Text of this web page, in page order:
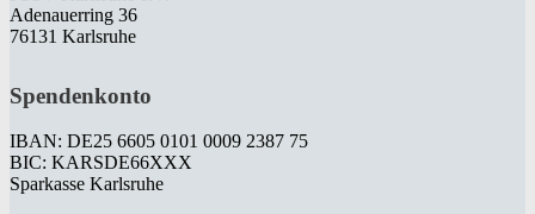
Adenauerring 36
76131 Karlsruhe
Spendenkonto
IBAN: DE25 6605 0101 0009 2387 75
BIC: KARSDE66XXX
Sparkasse Karlsruhe